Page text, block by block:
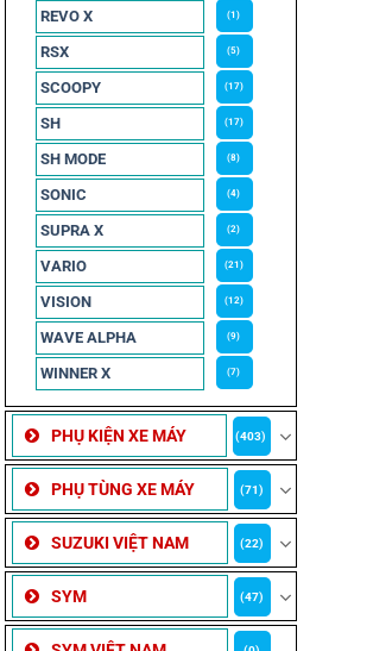
REVO X (1)
RSX (5)
SCOOPY (17)
SH (17)
SH MODE (8)
SONIC (4)
SUPRA X (2)
VARIO (21)
VISION (12)
WAVE ALPHA (9)
WINNER X (7)
PHỤ KIỆN XE MÁY (403)
PHỤ TÙNG XE MÁY (71)
SUZUKI VIỆT NAM (22)
SYM (47)